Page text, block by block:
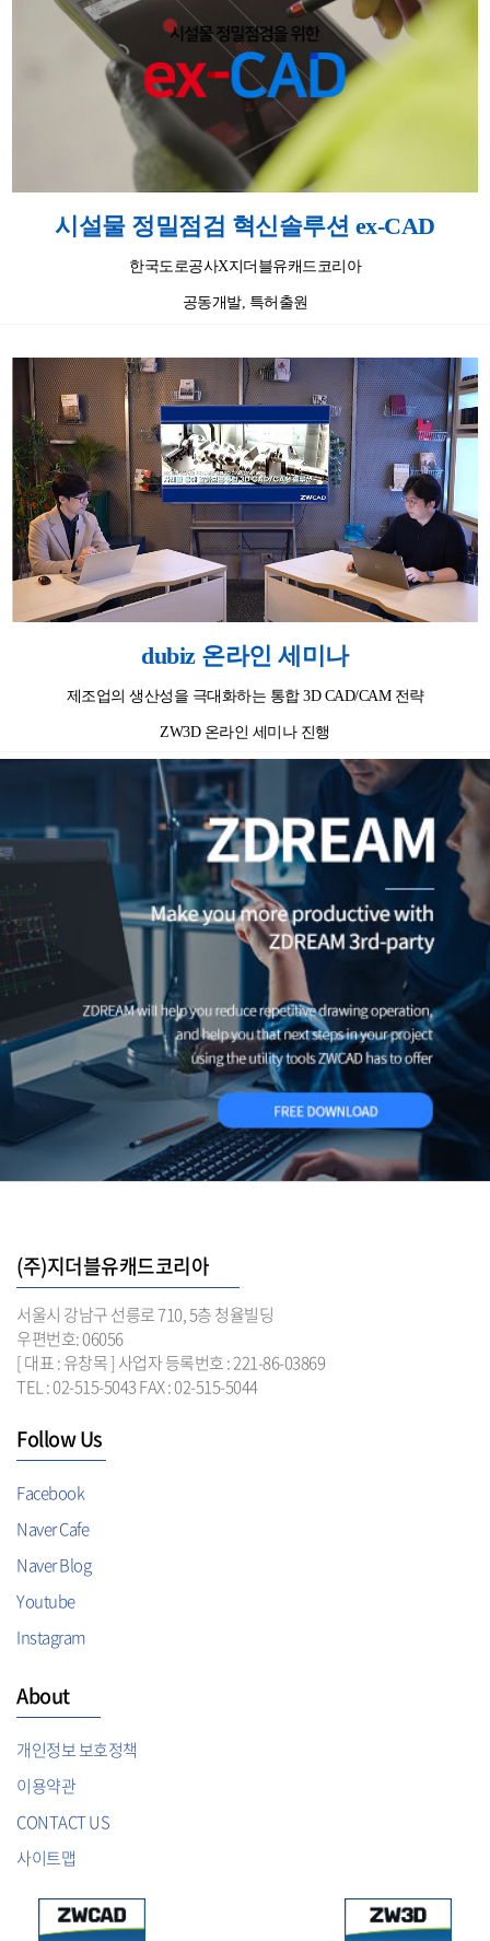
시설물 정밀점검 혁신솔루션 ex-CAD
한국도로공사X지더블유캐드코리아
공동개발, 특허출원
dubiz 온라인 세미나
제조업의 생산성을 극대화하는 통합 3D CAD/CAM 전략
ZW3D 온라인 세미나 진행
(주)지더블유캐드코리아
서울시 강남구 선릉로 710, 5층 청율빌딩
우편번호: 06056
[ 대표 : 유창목 ] 사업자 등록번호 : 221-86-03869
TEL : 02-515-5043 FAX : 02-515-5044
Follow Us
Facebook
Naver Cafe
Naver Blog
Youtube
Instagram
About
개인정보 보호정책
이용약관
CONTACT US
사이트맵